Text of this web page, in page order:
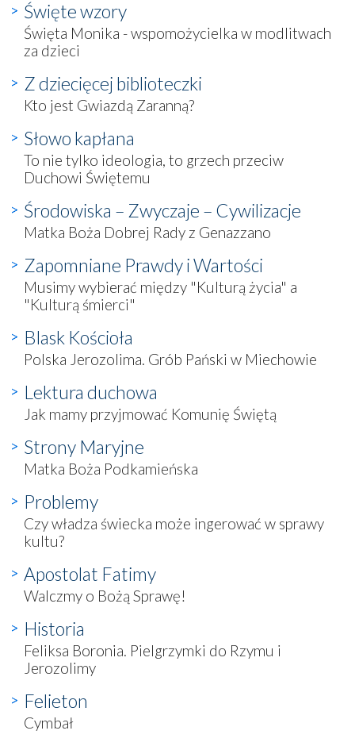
Święte wzory
Święta Monika - wspomożycielka w modlitwach
za dzieci
Z dziecięcej biblioteczki
Kto jest Gwiazdą Zaranną?
Słowo kapłana
To nie tylko ideologia, to grzech przeciw
Duchowi Świętemu
Środowiska – Zwyczaje – Cywilizacje
Matka Boża Dobrej Rady z Genazzano
Zapomniane Prawdy i Wartości
Musimy wybierać między "Kulturą życia" a
"Kulturą śmierci"
Blask Kościoła
Polska Jerozolima. Grób Pański w Miechowie
Lektura duchowa
Jak mamy przyjmować Komunię Świętą
Strony Maryjne
Matka Boża Podkamieńska
Problemy
Czy władza świecka może ingerować w sprawy
kultu?
Apostolat Fatimy
Walczmy o Bożą Sprawę!
Historia
Feliksa Boronia. Pielgrzymki do Rzymu i
Jerozolimy
Felieton
Cymbał